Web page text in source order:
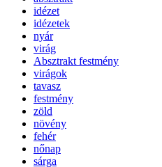
idézet
idézetek
nyár
virág
Absztrakt festmény
virágok
tavasz
festmény
zöld
növény
fehér
nőnap
sárga